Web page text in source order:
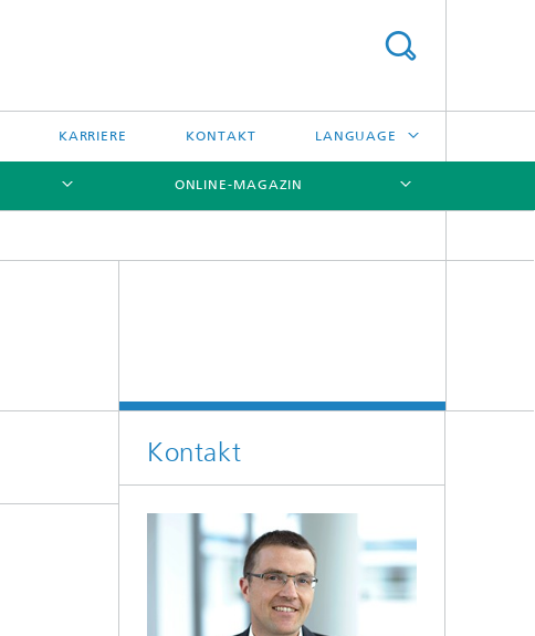
KARRIERE KONTAKT LANGUAGE
ONLINE-MAGAZIN
Kontakt